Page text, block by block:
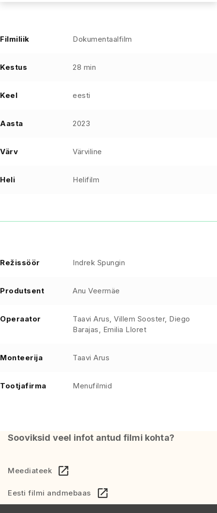
Filmiliik Dokumentaalfilm
Kestus 28 min
Keel eesti
Aasta 2023
Värv Värviline
Heli Helifilm
Režissöör Indrek Spungin
Produtsent Anu Veermäe
Operaator
Taavi Arus, Villem Sooster, Diego
Barajas, Emilia Lloret
Monteerija Taavi Arus
Tootjafirma Menufilmid
Sooviksid veel infot antud filmi kohta?
Meediateek
Eesti filmi andmebaas